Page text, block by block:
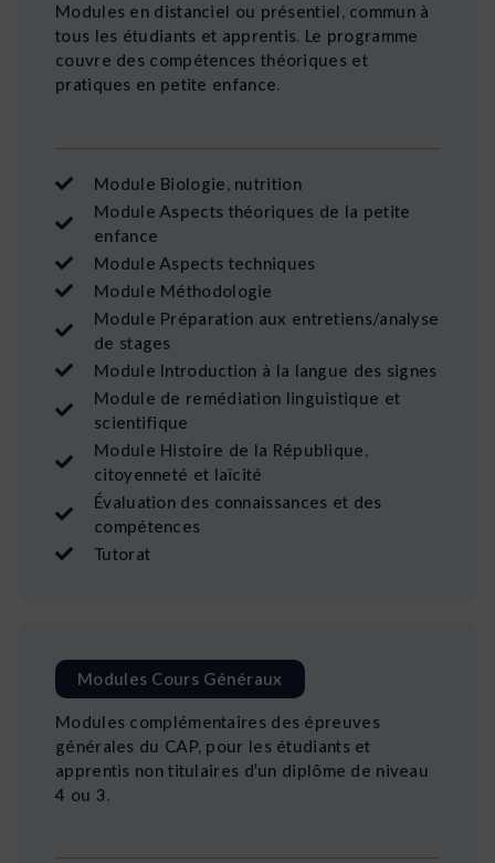
Modules en distanciel ou présentiel, commun à
tous les étudiants et apprentis. Le programme
couvre des compétences théoriques et
pratiques en petite enfance.
Module Biologie, nutrition
Module Aspects théoriques de la petite
enfance
Module Aspects techniques
Module Méthodologie
Module Préparation aux entretiens/analyse
de stages
Module Introduction à la langue des signes
Module de remédiation linguistique et
scientifique
Module Histoire de la République,
citoyenneté et laïcité
Évaluation des connaissances et des
compétences
Tutorat
Modules Cours Généraux
Modules complémentaires des épreuves
générales du CAP, pour les étudiants et
apprentis non titulaires d’un diplôme de niveau
4 ou 3.